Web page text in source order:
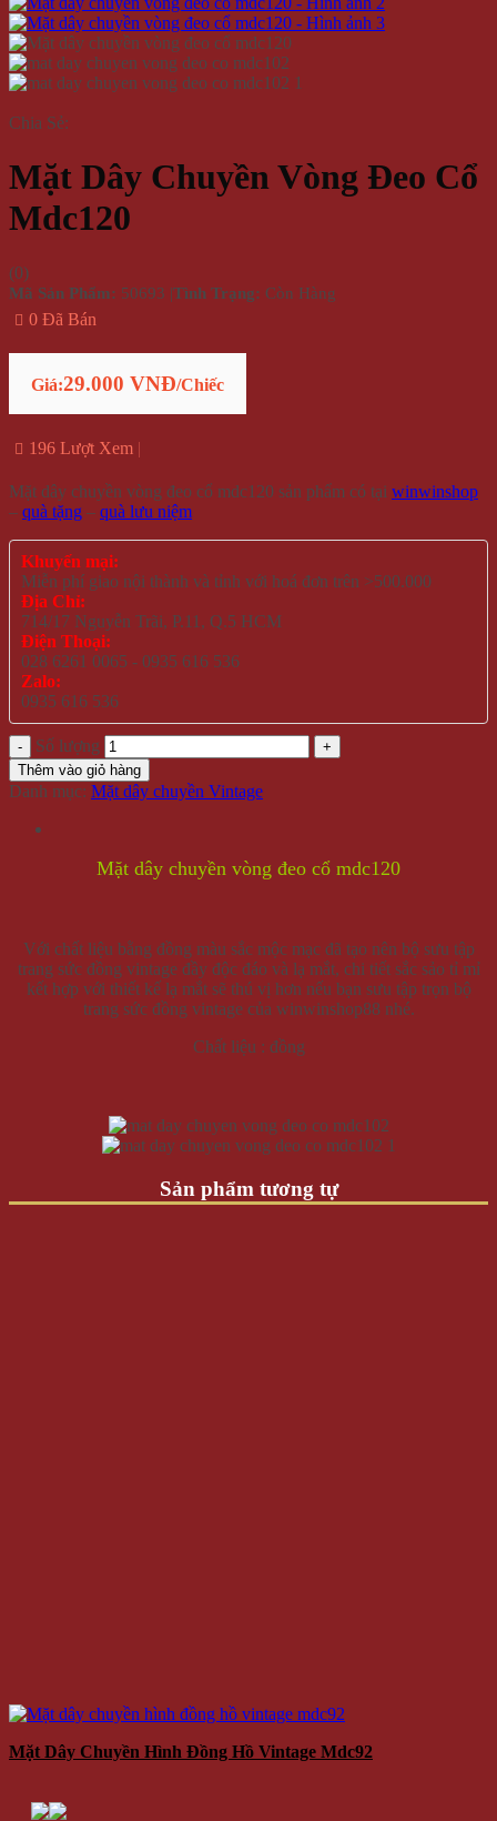
Chia Sẻ:
Mặt Dây Chuyền Vòng Đeo Cổ
Mdc120
(0)
Mã Sản Phẩm: 50693 |Tình Trạng: Còn Hàng
0 Đã Bán
Giá:29.000 VNĐ/Chiếc
196 Lượt Xem
Mặt dây chuyền vòng đeo cổ mdc120 sản phẩm có tại winwinshop
– quà tặng – quà lưu niệm
Khuyến mại:
Miễn phí giao nội thành và tỉnh với hoá đơn trên >500.000
Địa Chỉ:
714/17 Nguyễn Trãi, P.11, Q.5 HCM
Điện Thoại:
028 6261 0065 - 0935 616 536
Zalo:
0935 616 536
Số lượng
Thêm vào giỏ hàng
Danh mục: Mặt dây chuyền Vintage
Mặt dây chuyền vòng đeo cổ mdc120
Với chất liệu bằng đồng màu sắc mộc mạc đã tạo nên bộ sưu tập
trang sức đồng vintage đầy độc đáo và lạ mắt, chi tiết sắc sảo tỉ mỉ
kết hợp với thiết kế lạ mắt sẽ thú vị hơn nếu bạn sưu tập trọn bộ
trang sức đồng vintage của winwinshop88 nhé.
Chất liệu : đồng
Sản phẩm tương tự
Mặt Dây Chuyền Hình Đồng Hồ Vintage Mdc92